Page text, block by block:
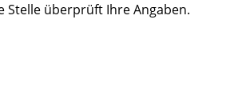
Stelle überprüft Ihre Angaben.